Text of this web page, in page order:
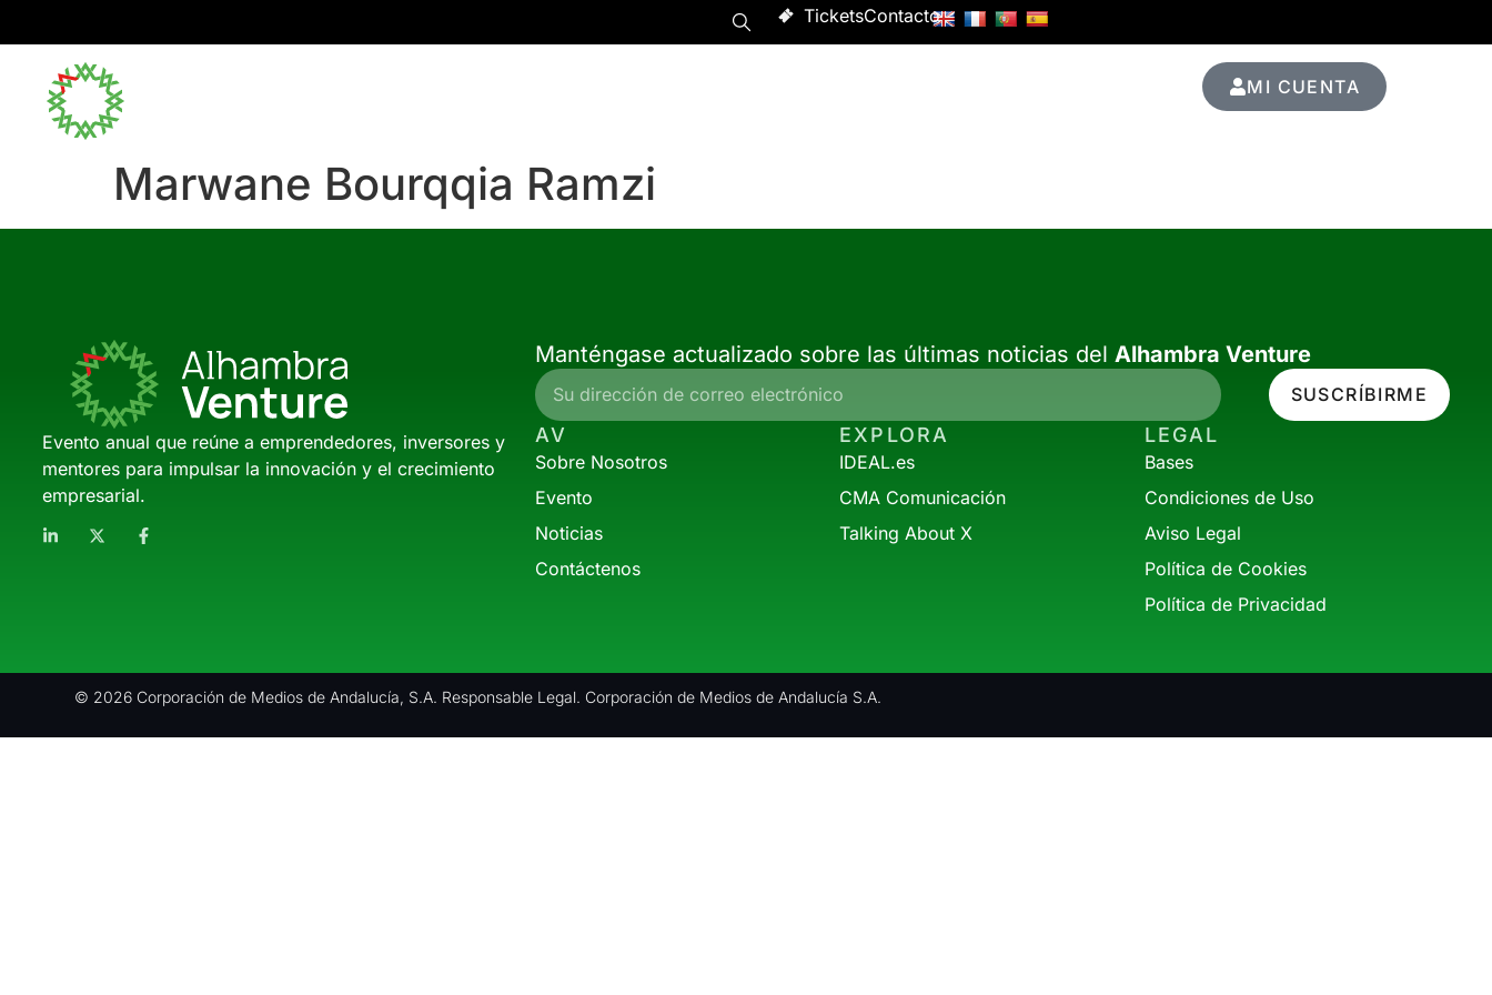
TicketsContacto
MI CUENTA
Marwane Bourqqia Ramzi
Evento anual que reúne a emprendedores, inversores y
mentores para impulsar la innovación y el crecimiento
empresarial.
Manténgase actualizado sobre las últimas noticias del Alhambra Venture
SUSCRÍBIRME
AV
Sobre Nosotros
Evento
Noticias
Contáctenos
EXPLORA
IDEAL.es
CMA Comunicación
Talking About X
LEGAL
Bases
Condiciones de Uso
Aviso Legal
Política de Cookies
Política de Privacidad
© 2026 Corporación de Medios de Andalucía, S.A. Responsable Legal. Corporación de Medios de Andalucía S.A.